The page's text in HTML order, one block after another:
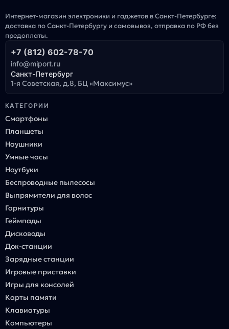
Интернет-магазин электроники и гаджетов в Санкт-Петербурге:
доставка по Санкт-Петербургу и самовывоз, отправка по РФ без
предоплаты.
+7 (812) 602-78-70
info@miport.ru
Санкт-Петербург
1-я Советская, д.8, БЦ «Максимус»
КАТЕГОРИИ
Смартфоны
Планшеты
Наушники
Умные часы
Ноутбуки
Беспроводные пылесосы
Выпрямители для волос
Гарнитуры
Геймпады
Дисководы
Док-станции
Зарядные станции
Игровые приставки
Игры для консолей
Карты памяти
Клавиатуры
Компьютеры